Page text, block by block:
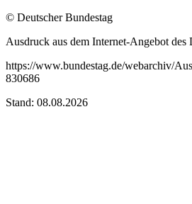
© Deutscher Bundestag
Ausdruck aus dem Internet-Angebot des
https://www.bundestag.de/webarchiv/
830686
Stand: 08.08.2026